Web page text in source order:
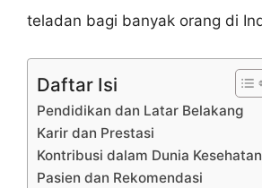
teladan bagi banyak orang di
Daftar Isi
Pendidikan dan Latar Belakang
Karir dan Prestasi
Kontribusi dalam Dunia Kesehatan
Pasien dan Rekomendasi